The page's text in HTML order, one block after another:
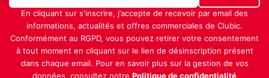
En cliquant sur s'inscrire, j’accepte de recevoir par email des
informations, actualités et offres commerciales de Clubic.
Conformément au RGPD, vous pouvez retirer votre consentement
à tout moment en cliquant sur le lien de désinscription présent
dans chaque email. Pour en savoir plus sur la gestion de vos
données, consultez notre Politique de confidentialité